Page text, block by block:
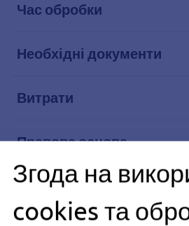
Час обробки
Необхідні документи
Витрати
Правова основа
Пов'язані теми
Згода на
cookies та